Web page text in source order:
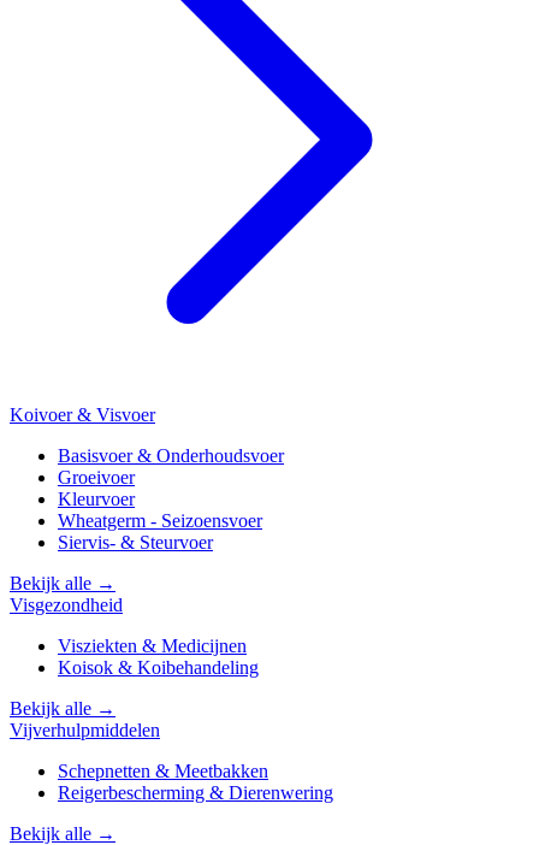
Koivoer & Visvoer
Basisvoer & Onderhoudsvoer
Groeivoer
Kleurvoer
Wheatgerm - Seizoensvoer
Siervis- & Steurvoer
Bekijk alle →
Visgezondheid
Visziekten & Medicijnen
Koisok & Koibehandeling
Bekijk alle →
Vijverhulpmiddelen
Schepnetten & Meetbakken
Reigerbescherming & Dierenwering
Bekijk alle →